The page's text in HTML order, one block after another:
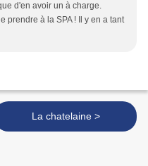
d'en avoir un à charge.
prendre à la SPA ! Il y en a tant
La chatelaine >